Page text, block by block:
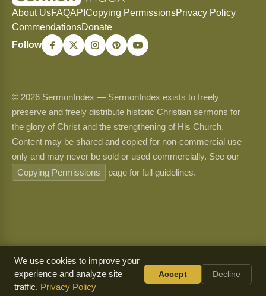
About UsFAQAPI Copying PermissionsPrivacy Policy
CommendationsDonate
Follow
© 2026 SermonIndex — SermonIndex exists to freely
preserve and freely distribute historic Christian sermons for
the glory of Christ and the strengthening of His Church.
Content may be shared and copied for non-commercial use
only and may never be sold or used commercially. See our
Copying Permissions
page for full guidelines.
We use cookies to improve your
experience and analyze site
traffic. Privacy Policy
Accept Decline